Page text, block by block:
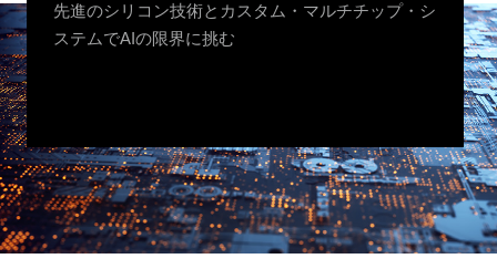
先進のシリコン技術とカスタム・マルチチップ・シ
ステムでAIの限界に挑む